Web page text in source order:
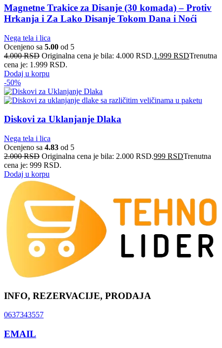
Magnetne Trakice za Disanje (30 komada) – Protiv
Hrkanja i Za Lako Disanje Tokom Dana i Noći
Nega tela i lica
Ocenjeno sa 5.00 od 5
4.000RSD Originalna cena je bila: 4.000 RSD.1.999 RSDTrenutna
cena je: 1.999 RSD.
Dodaj u korpu
-50%
Diskovi za Uklanjanje Dlaka
Nega tela i lica
Ocenjeno sa 4.83 od 5
2.000RSD Originalna cena je bila: 2.000 RSD.999 RSDTrenutna
cena je: 999 RSD.
Dodaj u korpu
INFO, REZERVACIJE, PRODAJA
0637343557
EMAIL